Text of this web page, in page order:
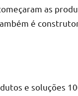
as
é
e soluções